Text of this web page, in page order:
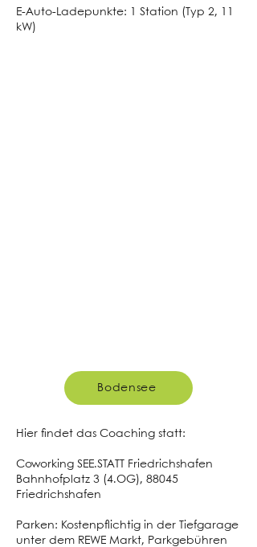
E-Auto-Ladepunkte: 1 Station (Typ 2, 11
kW)
Bodensee
Hier findet das Coaching statt:
Coworking SEE.STATT Friedrichshafen
Bahnhofplatz 3 (4.OG), 88045
Friedrichshafen
Parken: Kostenpflichtig in der Tiefgarage
unter dem REWE Markt, Parkgebühren